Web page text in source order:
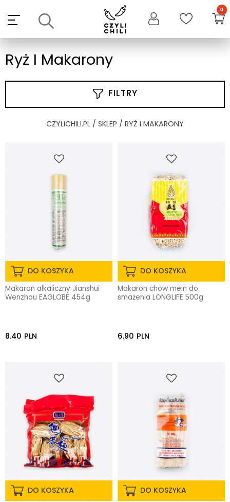
content
Ryż I Makarony
FILTRY
CZYLICHILI.PL / SKLEP / RYŻ I MAKARONY
DO KOSZYKA
Makaron alkaliczny Jianshui
Wenzhou EAGLOBE 454g
8.40 PLN
DO KOSZYKA
Makaron chow mein do
smażenia LONGLIFE 500g
6.90 PLN
DO KOSZYKA DO KOSZYKA